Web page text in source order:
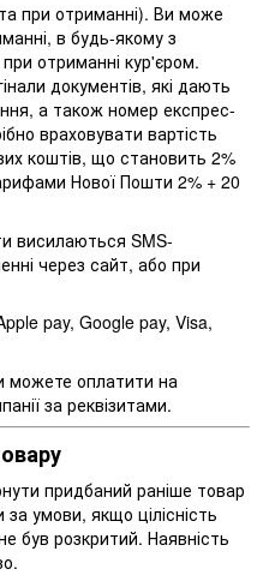
при отриманні). Ви може
в будь-якому з
отриманні кур'єром.
документів, які дають
а також номер експрес-
враховувати вартість
коштів, що становить 2%
Нової Пошти 2% + 20
висилаються SMS-
через сайт, або при
pay, Google pay, Visa,
можете оплатити на
за реквізитами.
придбаний раніше товар
умови, якщо цілісність
був розкритий. Наявність